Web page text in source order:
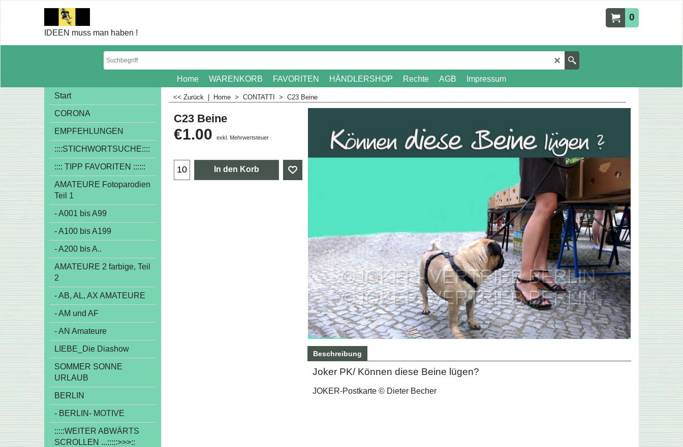
0
IDEEN muss man haben !
Home WARENKORB FAVORITEN HÄNDLERSHOP Rechte AGB
Impressum
Start
CORONA
EMPFEHLUNGEN
::::STICHWORTSUCHE::::
:::: TIPP FAVORITEN ::::::
AMATEURE Fotoparodien
Teil 1
- A001 bis A99
- A100 bis A199
- A200 bis A..
AMATEURE 2 farbige, Teil
2
- AB, AL, AX AMATEURE
- AM und AF
- AN Amateure
LIEBE_Die Diashow
SOMMER SONNE
URLAUB
BERLIN
- BERLIN- MOTIVE
:::::WEITER ABWÄRTS
SCROLLEN ...:::::>>>::
<< Zurück Home > CONTATTI > C23 Beine
C23 Beine
€1.00 exkl. Mehrwertsteuer
In den Korb
Beschreibung
Joker PK/ Können diese Beine lügen?
JOKER-Postkarte © Dieter Becher